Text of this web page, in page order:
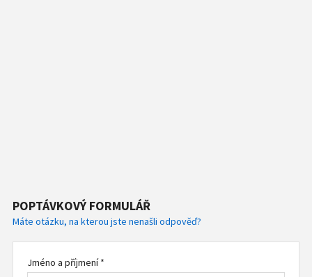
POPTÁVKOVÝ FORMULÁŘ
Máte otázku, na kterou jste nenašli odpověď?
Jméno a příjmení *